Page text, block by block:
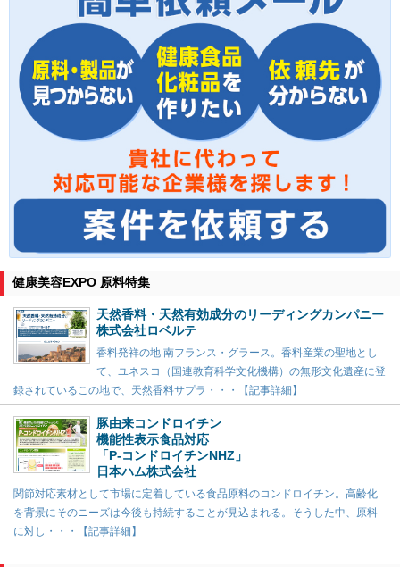
健康美容EXPO 原料特集
天然香料・天然有効成分のリーディングカンパニー
株式会社ロベルテ
香料発祥の地 南フランス・グラース。香料産業の聖地とし
て、ユネスコ（国連教育科学文化機構）の無形文化遺産に登
録されているこの地で、天然香料サプラ・・・【記事詳細】
豚由来コンドロイチン
機能性表示食品対応
「P-コンドロイチンNHZ」
日本ハム株式会社
関節対応素材として市場に定着している食品原料のコンドロイチン。高齢化
を背景にそのニーズは今後も持続することが見込まれる。そうした中、原料
に対し・・・【記事詳細】